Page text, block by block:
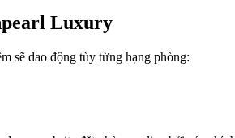
Luxury
sẽ dao động tùy từng hạng phòng: